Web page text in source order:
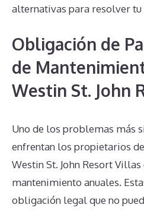
alternativas para resolver tu
Obligación de
de
Westin St. John
Uno de los problemas más
enfrentan los propietarios
Westin St. John Resort
mantenimiento anuales.
obligación legal que no